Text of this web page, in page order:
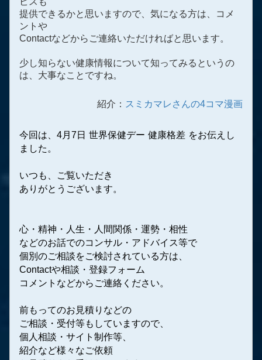
提供できるかと思いますので、気になる方は、コメ
ントや
Contactなどからご連絡いただければと思います。
少し知らない健康情報について知ってみるというの
は、大事なことですね。
紹介： スミカマレさんの4コマ漫画
今回は、4月7日 世界保健デー 健康格差 をお伝えし
ました。
いつも、ご覧いただき
ありがとうございます。
心・精神・人生・人間関係・運勢・相性
などのお話でのコンサル・アドバイス等で
個別のご相談をご検討されている方は、
Contactや相談・登録フォーム
コメントなどからご連絡ください。
前もってのお見積りなどの
ご相談・受付等もしていますので、
個人相談・サイト制作等、
紹介など様々なご依頼